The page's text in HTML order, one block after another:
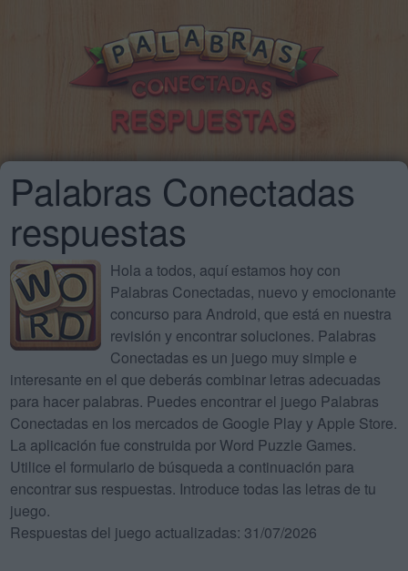
Palabras Conectadas
respuestas
Hola a todos, aquí estamos hoy con
Palabras Conectadas, nuevo y emocionante
concurso para Android, que está en nuestra
revisión y encontrar soluciones. Palabras
Conectadas es un juego muy simple e
interesante en el que deberás combinar letras adecuadas
para hacer palabras. Puedes encontrar el juego Palabras
Conectadas en los mercados de Google Play y Apple Store.
La aplicación fue construida por Word Puzzle Games.
Utilice el formulario de búsqueda a continuación para
encontrar sus respuestas. Introduce todas las letras de tu
juego.
Respuestas del juego actualizadas: 31/07/2026